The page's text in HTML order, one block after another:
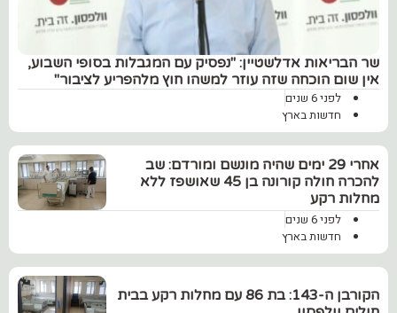
‏שר הבריאות אדלשטיין: "נפסיק עם המגבלות בסופי השבוע,
אין שום הוכחה שזה עוזר למשהו חוץ מלהפריע לציבור"
לפני 6 שנים
חדשות בארץ
אחרי 29 ימים שהיה מונשם ומורדם: שב
להכרה חולה קורונה בן 45 שאושפז ללא
מחלות רקע
לפני 6 שנים
חדשות בארץ
הקורבן ה-143: בת 86 עם מחלות רקע בבית